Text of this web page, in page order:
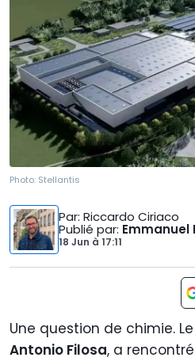
Photo: Stellantis
Par: Riccardo Ciriaco
Publié par: Emmanuel
18 Jun à 17:11
Une question de chimie. Le
Antonio Filosa, a